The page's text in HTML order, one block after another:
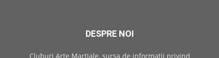
DESPRE NOI
Cluburi Arte Martiale, sursa de informatii privind